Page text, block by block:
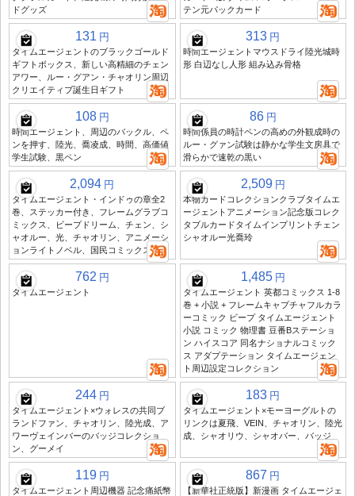
ドグッズ
テン元パックカード
131 円
タイムエージェントのブラックゴールド
ギフトボックス、新しい高精細のチェン
アワー、ルー・グアン・チャオリン周辺
クリエイティブ誕生日ギフト
313 円
時間エージェントマウスドライ陸光城時
形 白辺なし人形 組み込み骨格
108 円
時間エージェント、周辺のバックル、ペ
ンを押す、陸光、喬凌成、時間、高価値
学生試験、黒ペン
86 円
時間係員の時計ペンの高めの外観成時の
ルー・グァン試験は静かな学生文房具で
滑らかで速乾の黒い
2,094 円
タイムエージェント・インドゥの章全2
巻、ステッカー付き、フレームグラブコ
ミックス、ビープドリーム、チェン、シ
ャオルー、光、チャオリン、アニメーシ
ョンライトノベル、国民コミックス
2,509 円
本物カードコレクションクラブタイムエ
ージェントアニメーション記念版コレク
タブルカードタイムインプリントチェン
シャオルー光喬玲
762 円
タイムエージェント
1,485 円
タイムエージェント 英都コミックス 1-8
巻 + 小説 + フレームキャプチャフルカラ
ーコミック ビープ タイムエージェント
小説 コミック 物理書 豆番Bステーショ
ン ハイスコア 同名ナショナルコミック
ス アダプテーション タイムエージェン
ト周辺設定コレクション
244 円
タイムエージェント×ウォレスの共同ブ
ランドファン、チャオリン、陸光成、ア
ワーヴェインバーのバッジコレクショ
ン、グーメイ
183 円
タイムエージェント×モーヨーグルトの
リンクは夏飛、VEIN、チャオリン、陸光
成、シャオリウ、シャオバー、バッジ
119 円
タイムエージェント周辺機器 記念痛紙幣
867 円
【新華社正統版】新漫画 タイムエージェ